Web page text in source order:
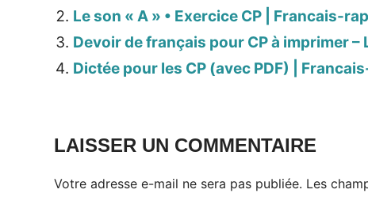
Le son « A » • Exercice CP | Francais-
Devoir de français pour CP à imprimer
Dictée pour les CP (avec PDF) |
LAISSER UN COMMENTAIRE
Votre adresse e-mail ne sera pas publiée. Les